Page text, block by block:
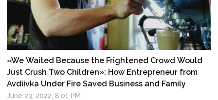
«We Waited Because the Frightened Crowd Would
Just Crush Two Children»: How Entrepreneur from
Avdiivka Under Fire Saved Business and Family
June 23, 2022, 8:01 PM